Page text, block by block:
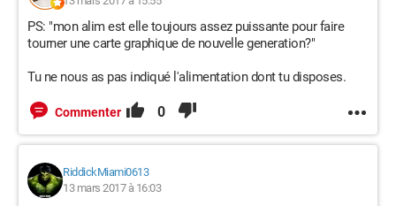
PS: "mon alim est elle toujours assez puissante pour faire
tourner une carte graphique de nouvelle generation?"
Tu ne nous as pas indiqué l'alimentation dont tu disposes.
Commenter 0
RiddickMiami0613
13 mars 2017 à 16:03